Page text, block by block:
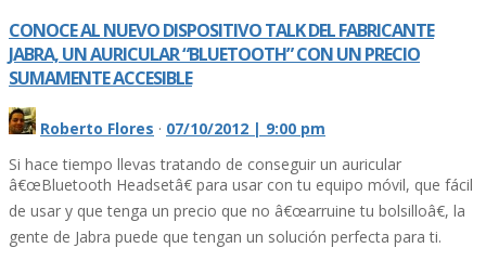
CONOCE AL NUEVO DISPOSITIVO TALK DEL FABRICANTE
JABRA, UN AURICULAR “BLUETOOTH” CON UN PRECIO
SUMAMENTE ACCESIBLE
Roberto Flores · 07/10/2012 | 9:00 pm
Si hace tiempo llevas tratando de conseguir un auricular
â€œBluetooth Headsetâ€ para usar con tu equipo móvil, que fácil
de usar y que tenga un precio que no â€œarruine tu bolsilloâ€, la
gente de Jabra puede que tengan un solución perfecta para ti.